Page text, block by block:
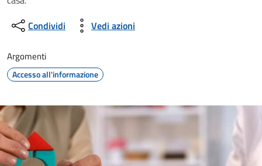
Condividi
Vedi azioni
Argomenti
Accesso all'informazione